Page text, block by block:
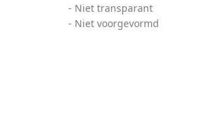
- Niet transparant
- Niet voorgevormd